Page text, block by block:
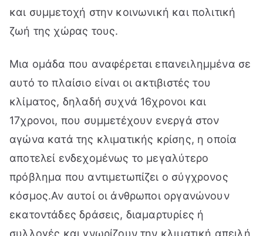
και συμμετοχή στην κοινωνική και πολιτική
ζωή της χώρας τους.
Μια ομάδα που αναφέρεται επανειλημμένα σε
αυτό το πλαίσιο είναι οι ακτιβιστές του
κλίματος, δηλαδή συχνά 16χρονοι και
17χρονοι, που συμμετέχουν ενεργά στον
αγώνα κατά της κλιματικής κρίσης, η οποία
αποτελεί ενδεχομένως το μεγαλύτερο
πρόβλημα που αντιμετωπίζει ο σύγχρονος
κόσμος.Αν αυτοί οι άνθρωποι οργανώνουν
εκατοντάδες δράσεις, διαμαρτυρίες ή
συλλογές και γνωρίζουν την κλιματική απειλή